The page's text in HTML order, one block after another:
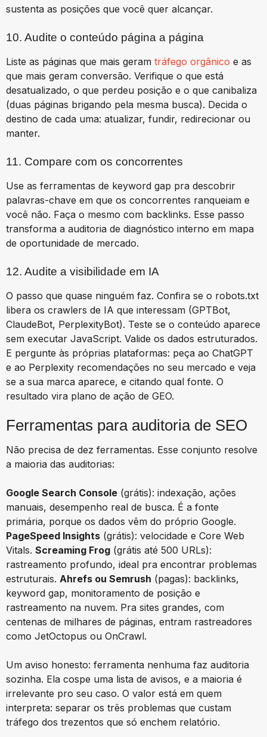
sustenta as posições que você quer alcançar.
10. Audite o conteúdo página a página
Liste as páginas que mais geram tráfego orgânico e as
que mais geram conversão. Verifique o que está
desatualizado, o que perdeu posição e o que canibaliza
(duas páginas brigando pela mesma busca). Decida o
destino de cada uma: atualizar, fundir, redirecionar ou
manter.
11. Compare com os concorrentes
Use as ferramentas de keyword gap pra descobrir
palavras-chave em que os concorrentes ranqueiam e
você não. Faça o mesmo com backlinks. Esse passo
transforma a auditoria de diagnóstico interno em mapa
de oportunidade de mercado.
12. Audite a visibilidade em IA
O passo que quase ninguém faz. Confira se o robots.txt
libera os crawlers de IA que interessam (GPTBot,
ClaudeBot, PerplexityBot). Teste se o conteúdo aparece
sem executar JavaScript. Valide os dados estruturados.
E pergunte às próprias plataformas: peça ao ChatGPT
e ao Perplexity recomendações no seu mercado e veja
se a sua marca aparece, e citando qual fonte. O
resultado vira plano de ação de GEO.
Ferramentas para auditoria de SEO
Não precisa de dez ferramentas. Esse conjunto resolve
a maioria das auditorias:
Google Search Console (grátis): indexação, ações
manuais, desempenho real de busca. É a fonte
primária, porque os dados vêm do próprio Google.
PageSpeed Insights (grátis): velocidade e Core Web
Vitals. Screaming Frog (grátis até 500 URLs):
rastreamento profundo, ideal pra encontrar problemas
estruturais. Ahrefs ou Semrush (pagas): backlinks,
keyword gap, monitoramento de posição e
rastreamento na nuvem. Pra sites grandes, com
centenas de milhares de páginas, entram rastreadores
como JetOctopus ou OnCrawl.
Um aviso honesto: ferramenta nenhuma faz auditoria
sozinha. Ela cospe uma lista de avisos, e a maioria é
irrelevante pro seu caso. O valor está em quem
interpreta: separar os três problemas que custam
tráfego dos trezentos que só enchem relatório.